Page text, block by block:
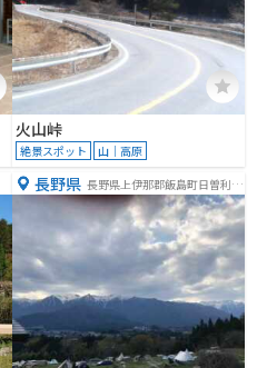
火山峠
絶景スポット 山｜高原
長野県 長野県上伊那郡飯島町日曽利４
３−３